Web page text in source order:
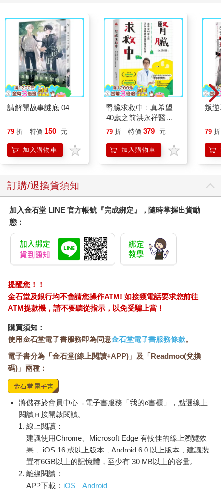
請解開故事謎底 04
79 折 特價 150 元
加入購物車
腎臟求救中：真希望
40歲之前洪永祥醫師
就告訴我這些事
79 折 特價 379 元
加入購物車
叛逆
79 折
訂購/退換貨須知
加入金石堂 LINE 官方帳號『完成綁定』，隨時掌握出貨動
態：
提醒您！！
金石堂及銀行均不會請您操作ATM! 如接獲電話要求您前往
ATM提款機，請不要聽從指示，以免受騙上當！
購買須知：
使用金石堂電子書服務即為同意金石堂電子書服務條款。
電子書分為「金石堂(線上閱讀+APP)」及「Readmoo(兌換
碼)」兩種：
將儲存於會員中心→電子書服務「我的e書櫃」，點選線上
閱讀直接開啟閱讀。
線上閱讀：
建議使用Chrome、Microsoft Edge 有較佳的線上瀏覽效
果， iOS 16 或以上版本，Android 6.0 以上版本，建議裝
置有6GB以上的記憶體，至少有 30 MB以上的容量。
離線閱讀：
APP下載： iOS
Android